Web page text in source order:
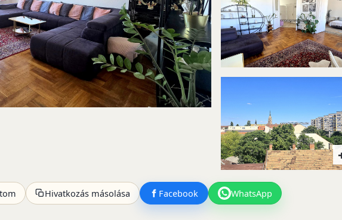
Hivatkozás másolása Facebook WhatsApp